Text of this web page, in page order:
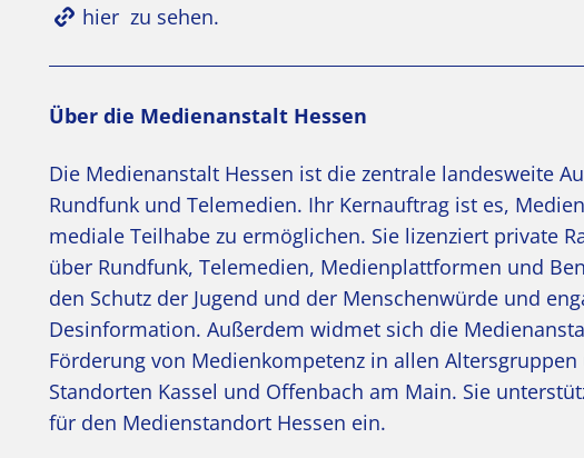
hier zu sehen.
Über die Medienanstalt Hessen
Die Medienanstalt Hessen ist die zentrale landesweite
Rundfunk und Telemedien. Ihr Kernauftrag ist es,
mediale Teilhabe zu ermöglichen. Sie lizenziert private
über Rundfunk, Telemedien, Medienplattformen und
den Schutz der Jugend und der Menschenwürde und
Desinformation. Außerdem widmet sich die
Förderung von Medienkompetenz in allen
Standorten Kassel und Offenbach am Main. Sie
für den Medienstandort Hessen ein.